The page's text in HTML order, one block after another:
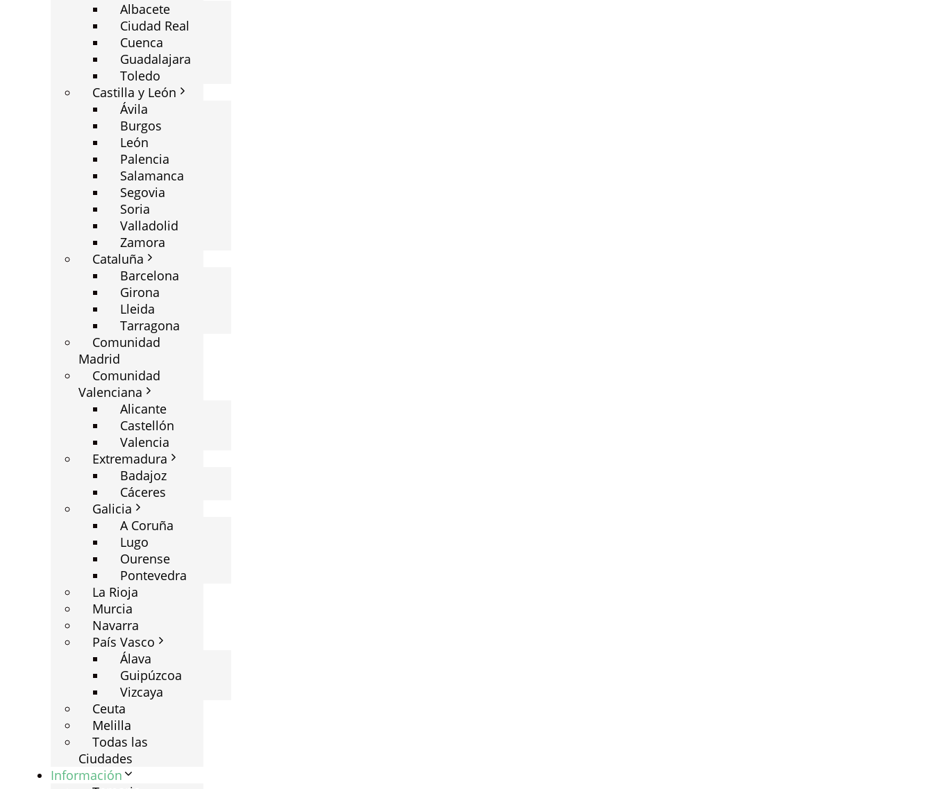
Albacete
Ciudad Real
Cuenca
Guadalajara
Toledo
Castilla y León
Ávila
Burgos
León
Palencia
Salamanca
Segovia
Soria
Valladolid
Zamora
Cataluña
Barcelona
Girona
Lleida
Tarragona
Comunidad
Madrid
Comunidad
Valenciana
Alicante
Castellón
Valencia
Extremadura
Badajoz
Cáceres
Galicia
A Coruña
Lugo
Ourense
Pontevedra
La Rioja
Murcia
Navarra
País Vasco
Álava
Guipúzcoa
Vizcaya
Ceuta
Melilla
Todas las
Ciudades
Información